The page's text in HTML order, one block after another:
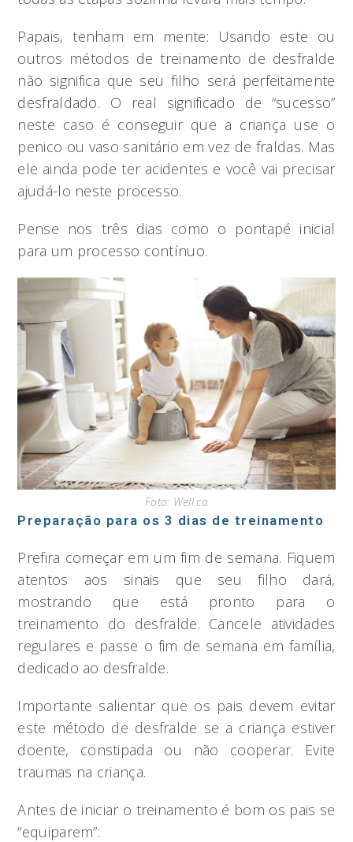
Papais, tenham em mente: Usando este ou
outros métodos de treinamento de desfralde
não significa que seu filho será perfeitamente
desfraldado. O real significado de “sucesso”
neste caso é conseguir que a criança use o
penico ou vaso sanitário em vez de fraldas. Mas
ele ainda pode ter acidentes e você vai precisar
ajudá-lo neste processo.
Pense nos três dias como o pontapé inicial
para um processo contínuo.
Foto: Well.ca
Preparação para os 3 dias de treinamento
Prefira começar em um fim de semana. Fiquem
atentos aos sinais que seu filho dará,
mostrando que está pronto para o
treinamento do desfralde. Cancele atividades
regulares e passe o fim de semana em família,
dedicado ao desfralde.
Importante salientar que os pais devem evitar
este método de desfralde se a criança estiver
doente, constipada ou não cooperar. Evite
traumas na criança.
Antes de iniciar o treinamento é bom os pais se
“equiparem”: